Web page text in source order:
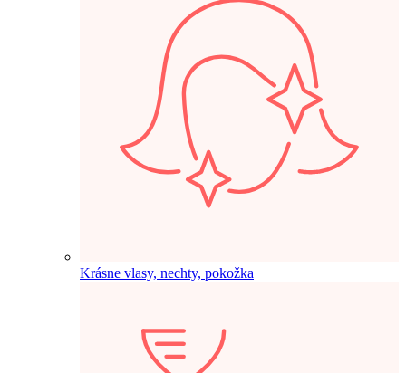
Krásne vlasy, nechty, pokožka